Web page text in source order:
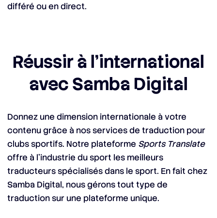
différé ou en direct.
Réussir à l’international
avec Samba Digital
Donnez une dimension internationale à votre
contenu grâce à nos services de traduction pour
clubs sportifs. Notre plateforme Sports Translate
offre à l’industrie du sport les meilleurs
traducteurs spécialisés dans le sport. En fait chez
Samba Digital, nous gérons tout type de
traduction sur une plateforme unique.